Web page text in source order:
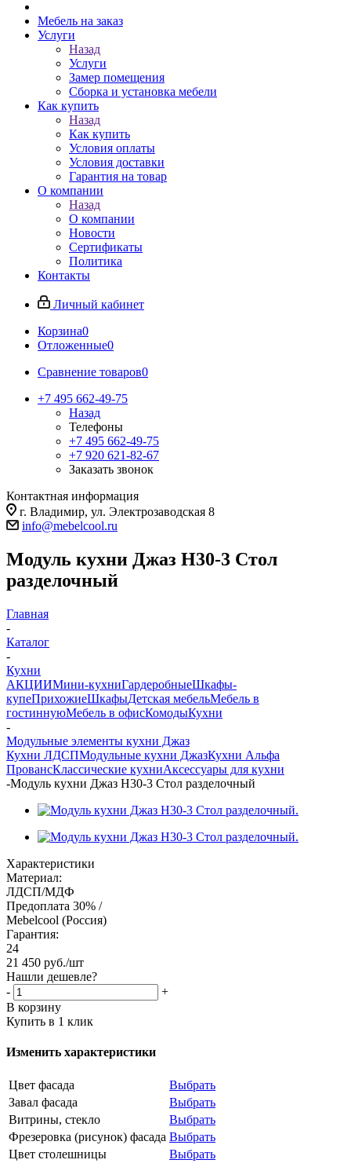
Мебель на заказ
Услуги
Назад
Услуги
Замер помещения
Сборка и установка мебели
Как купить
Назад
Как купить
Условия оплаты
Условия доставки
Гарантия на товар
О компании
Назад
О компании
Новости
Сертификаты
Политика
Контакты
Личный кабинет
Корзина0
Отложенные0
Сравнение товаров0
+7 495 662-49-75
Назад
Телефоны
+7 495 662-49-75
+7 920 621-82-67
Заказать звонок
Контактная информация
г. Владимир, ул. Электрозаводская 8
info@mebelcool.ru
Модуль кухни Джаз Н30-3 Стол
разделочный
Главная
-
Каталог
-
Кухни
АКЦИИМини-кухниГардеробныеШкафы-
купеПрихожиеШкафыДетская мебельМебель в
гостиннуюМебель в офисКомодыКухни
-
Модульные элементы кухни Джаз
Кухни ЛДСПМодульные кухни ДжазКухни Альфа
ПровансКлассические кухниАксессуары для кухни
-Модуль кухни Джаз Н30-3 Стол разделочный
Характеристики
Материал:
ЛДСП/МДФ
Предоплата 30% /
Mebelcool (Россия)
Гарантия:
24
21 450 руб./шт
Нашли дешевле?
-
+
В корзину
Купить в 1 клик
Изменить характеристики
Цвет фасада
Выбрать
Завал фасада
Выбрать
Витрины, стекло
Выбрать
Фрезеровка (рисунок) фасада Выбрать
Цвет столешницы
Выбрать